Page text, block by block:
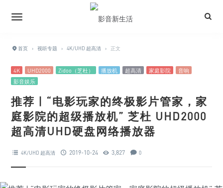
首页 › 视听专题 › 4K/UHD 超高清 › 正文
4K UHD2000 Zidoo（芝杜） 播放机 超高清 家庭影院
音响
影音娱乐
推荐 | “电影玩家的终极影片管家，家
庭影院的超级播放机” 芝杜 UHD2000
超高清UHD硬盘网络播放器
4K/UHD 超高清 2019-10-24 3,827 0